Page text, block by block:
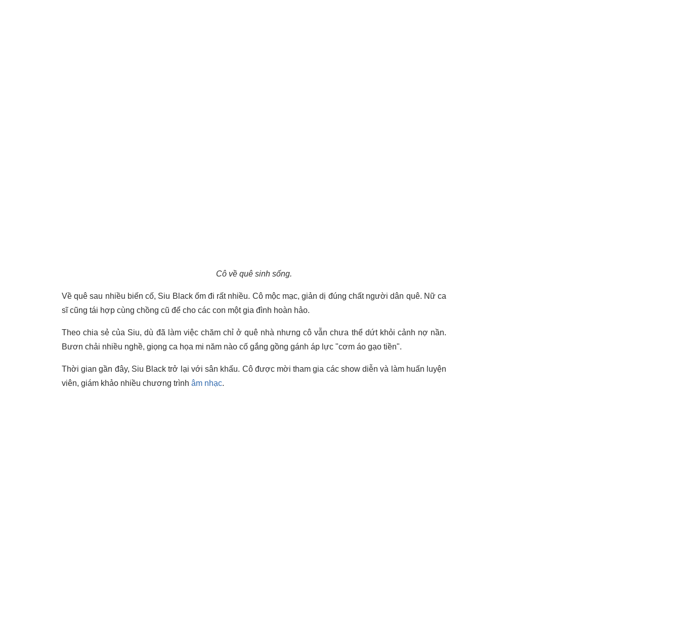
Cô về quê sinh sống.
Về quê sau nhiều biến cố, Siu Black ốm đi rất nhiều. Cô mộc mạc, giản dị đúng chất người dân quê. Nữ ca
sĩ cũng tái hợp cùng chồng cũ để cho các con một gia đình hoàn hảo.
Theo chia sẻ của Siu, dù đã làm việc chăm chỉ ở quê nhà nhưng cô vẫn chưa thể dứt khỏi cảnh nợ nần.
Bươn chải nhiều nghề, giọng ca họa mi năm nào cố gắng gồng gánh áp lực "cơm áo gạo tiền".
Thời gian gần đây, Siu Black trở lại với sân khấu. Cô được mời tham gia các show diễn và làm huấn luyện
viên, giám khảo nhiều chương trình âm nhạc.